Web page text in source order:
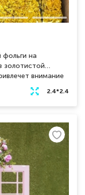
на
золотистой
внимание
красочных
функцию
подойдет
2.4*2.4